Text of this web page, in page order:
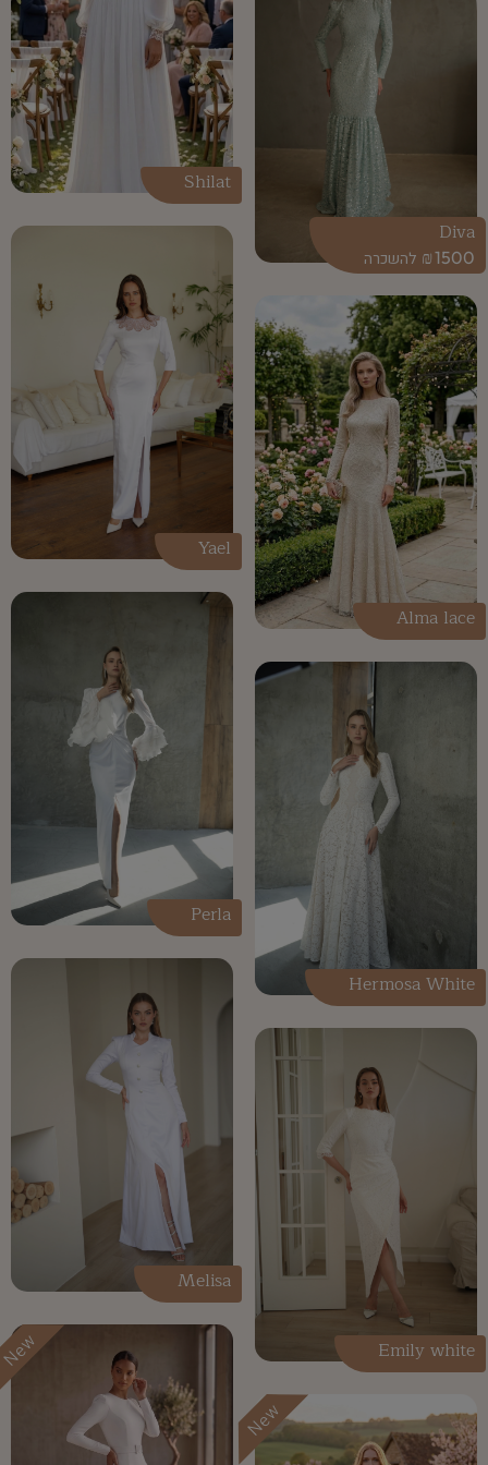
1500
₪
Diva
Shilat
Alma lace
Yael
Hermosa White
Perla
Emily white
Melisa
New